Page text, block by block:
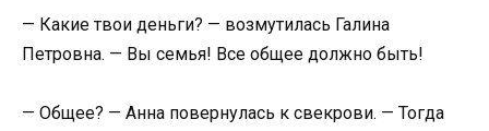
— Какие твои деньги? — возмутилась Галина
Петровна. — Вы семья! Все общее должно быть!
— Общее? — Анна повернулась к свекрови. — Тогда